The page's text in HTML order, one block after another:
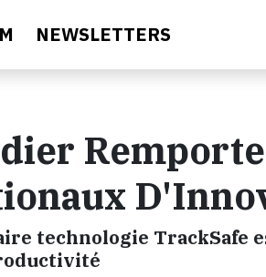
NEWSLETTERS
technologie TrackSafe